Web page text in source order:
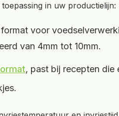
in uw productielijn:
voor
van 4mm tot 10mm.
, past bij recepten die